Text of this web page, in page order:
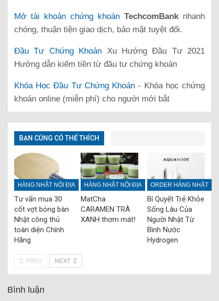
Mở tài khoản chứng khoán TechcomBank nhanh
chóng, thuận tiện giao dịch, bảo mật tuyệt đối.
Đầu Tư Chứng Khoán Xu Hướng Đầu Tư 2021
Hướng dẫn kiếm tiền từ đầu tư chứng khoán
Khóa Học Đầu Tư Chứng Khoán - Khóa học chứng
khoán online (miễn phí) cho người mới bắt
BẠN CŨNG CÓ THỂ THÍCH
HÀNG NHẬT NỘI ĐỊA
Tư vấn mua 30
cốt vợt bóng bàn
Nhật công thủ
toàn diện Chính
Hãng
HÀNG NHẬT NỘI ĐỊA
MatCha
CARAMEN TRÀ
XANH thơm mát!
ORDER HÀNG NHẬT
Bí Quyết Trẻ Khỏe
Sống Lâu Của
Người Nhật Từ
Bình Nước
Hydrogen
PREV NEXT
Bình luận